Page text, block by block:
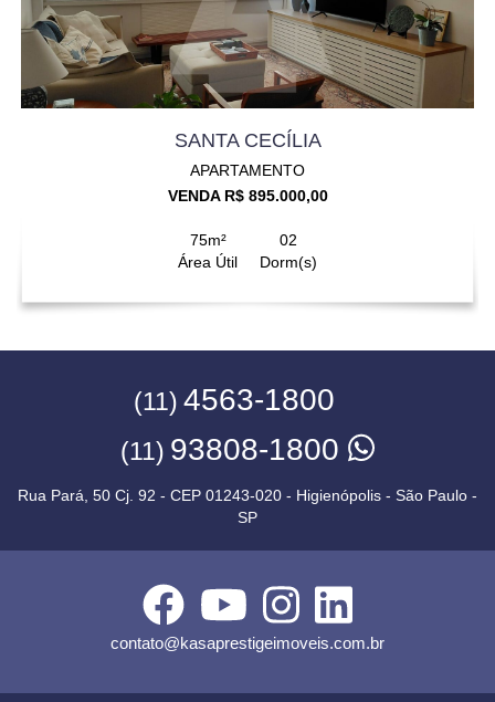
SANTA CECÍLIA
APARTAMENTO
VENDA R$ 895.000,00
75m²
Área Útil
02
Dorm(s)
(11) 4563-1800
(11) 93808-1800
Rua Pará, 50 Cj. 92 - CEP 01243-020 - Higienópolis - São Paulo -
SP
contato@kasaprestigeimoveis.com.br